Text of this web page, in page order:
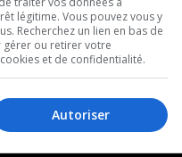
officiellement
lancée!
L’introduction du 7
légitime. Vous pouvez vous y
Recherchez un lien en bas de
gérer ou retirer votre
et de confidentialité.
Autoriser